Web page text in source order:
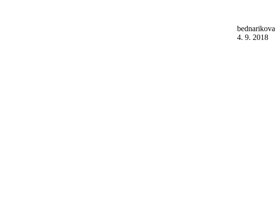
bednarikova
4. 9. 2018